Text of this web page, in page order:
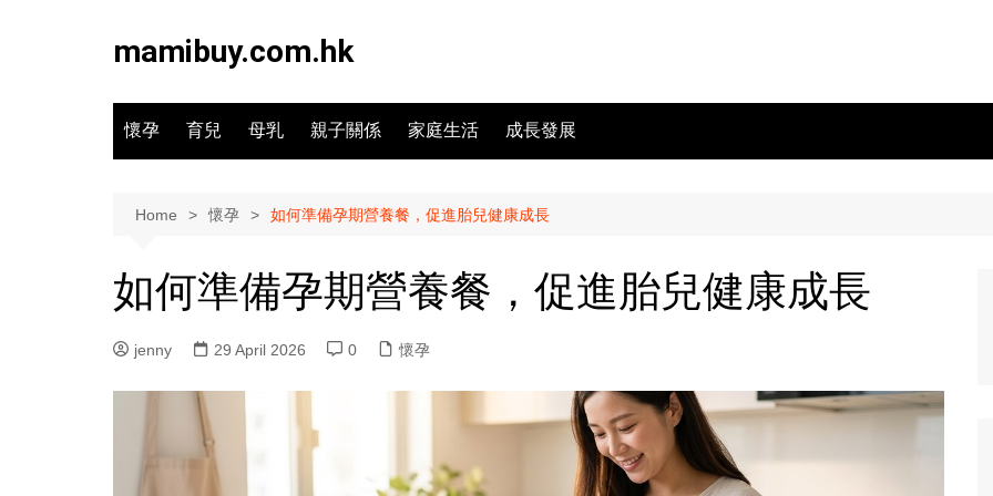
mamibuy.com.hk
懷孕 育兒 母乳 親子關係 家庭生活 成長發展
Home 懷孕 如何準備孕期營養餐，促進胎兒健康成長
如何準備孕期營養餐，促進胎兒健康成長
jenny 29 April 2026 0 懷孕